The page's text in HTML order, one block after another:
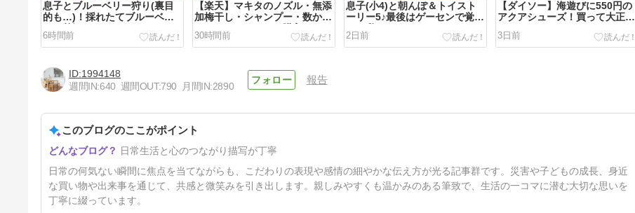
息子とブルーベリー狩り(裏目
的も…)！採れたてブルーベリ
ーで贅沢スムージー
6時間前
【楽天】マキタのノズル・無添
加梅干し・シャンプー・数か月
ぶりにエクオールを購入
30時間前
息子(小4)と朝んぽ＆トイスト
ーリー5♪最後はゲーセンで覚醒
した私
2日前
【ダイソー】海遊びに550円の
アクアシューズ！買って大正解
でした♪
3日前
が壊れた…修理をお願いしてみ
4日前
1994148
週間IN:640 週間OUT:790 月間IN:2890
報告
このブログのここがポイント
日常生活と心のつながり描写が丁寧
日常の何気ない瞬間に焦点を当てながらも、こだわりの表現や感情の細やかな伝え方が光る記事群です。災害や子どもの成長、身近
な買い物や出来事を通じて、共感と微笑みを引き出します。親しみやすくも温かみのある筆致で、生活の一コマに潜む大切な思いを
丁寧に綴っています。